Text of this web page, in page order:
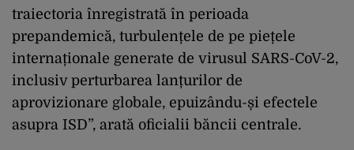
traiectoria înregistrată în perioada
prepandemică, turbulențele de pe piețele
internaționale generate de virusul SARS-CoV-2,
inclusiv perturbarea lanțurilor de
aprovizionare globale, epuizându-și efectele
asupra ISD”, arată oficialii băncii centrale.